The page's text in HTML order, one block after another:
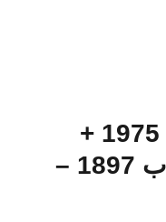
أم كــلثـــوم 1904 – 1975 +
مـحـمـد عبـد الــوهـاب 1897 –